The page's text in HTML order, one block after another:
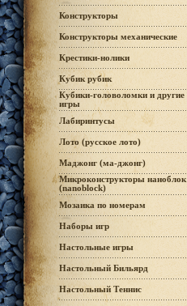
Конструкторы
Конструкторы механические
Крестики-нолики
Кубик рубик
Кубики-головоломки и другие
игры
Лабиринтусы
Лото (русское лото)
Маджонг (ма-джонг)
Микроконструкторы наноблок
(nanoblock)
Мозаика по номерам
Наборы игр
Настольные игры
Настольный Бильярд
Настольный Теннис